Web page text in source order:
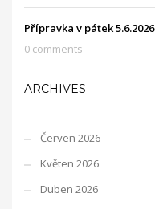
Přípravka v pátek 5.6.2026
0 comments
ARCHIVES
Červen 2026
Květen 2026
Duben 2026